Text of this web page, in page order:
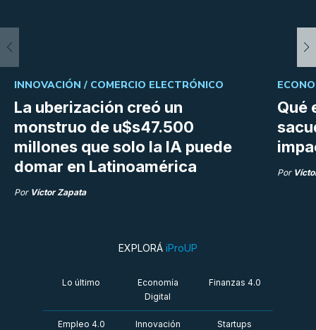
La uberización creó un
monstruo de u$s47.500
millones que solo la IA puede
domar en Latinoamérica
INNOVACIÓN / COMERCIO ELECTRÓNICO
Por Víctor Zapata
Qué
Por
EXPLORÁ iProUP
Lo último
Economía
Digital
Finanzas 4.0
Empleo 4.0 Innovación Startups